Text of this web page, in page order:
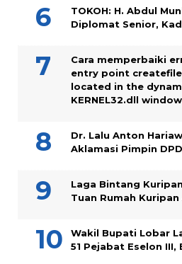
TOKOH: H. Abdul
Diplomat Senior,
Cara memperbaiki
entry point
located in the
KERNEL32.dll
Dr. Lalu Anton
Aklamasi Pimpin
Laga Bintang
Tuan Rumah Kuripan
Wakil Bupati Lobar
51 Pejabat Eselon